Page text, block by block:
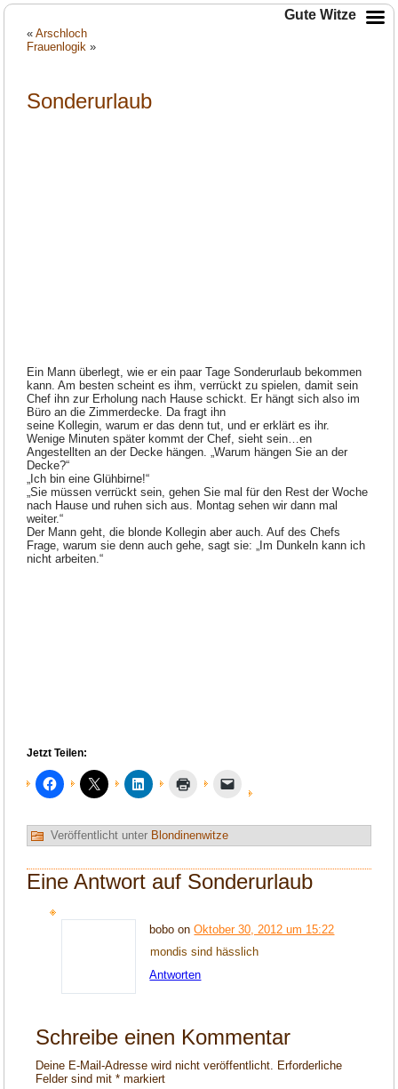
«Arschloch
Frauenlogik »
Sonderurlaub
Ein Mann überlegt, wie er ein paar Tage Sonderurlaub bekommen
kann. Am besten scheint es ihm, verrückt zu spielen, damit sein
Chef ihn zur Erholung nach Hause schickt. Er hängt sich also im
Büro an die Zimmerdecke. Da fragt ihn
seine Kollegin, warum er das denn tut, und er erklärt es ihr.
Wenige Minuten später kommt der Chef, sieht sein…en
Angestellten an der Decke hängen. „Warum hängen Sie an der
Decke?“
„Ich bin eine Glühbirne!“
„Sie müssen verrückt sein, gehen Sie mal für den Rest der Woche
nach Hause und ruhen sich aus. Montag sehen wir dann mal
weiter.“
Der Mann geht, die blonde Kollegin aber auch. Auf des Chefs
Frage, warum sie denn auch gehe, sagt sie: „Im Dunkeln kann ich
nicht arbeiten.“
Jetzt Teilen:
Veröffentlicht unter Blondinenwitze
Eine Antwort auf Sonderurlaub
bobo onOktober 30, 2012 um 15:22
mondis sind hässlich
Antworten
Schreibe einen Kommentar
Deine E-Mail-Adresse wird nicht veröffentlicht. Erforderliche
Felder sind mit* markiert
Gute Witze